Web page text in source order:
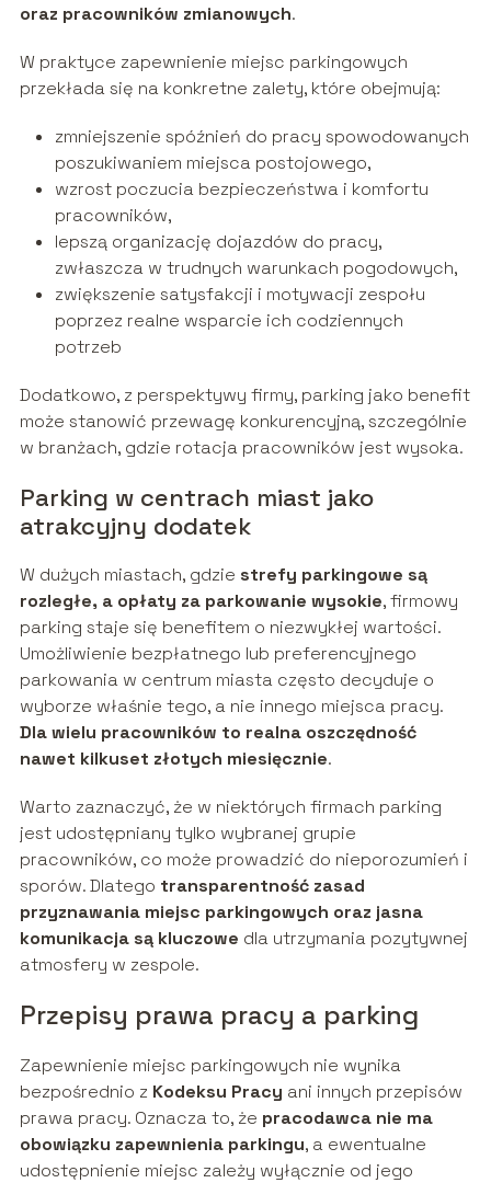
oraz pracowników zmianowych.
W praktyce zapewnienie miejsc parkingowych
przekłada się na konkretne zalety, które obejmują:
zmniejszenie spóźnień do pracy spowodowanych
poszukiwaniem miejsca postojowego,
wzrost poczucia bezpieczeństwa i komfortu
pracowników,
lepszą organizację dojazdów do pracy,
zwłaszcza w trudnych warunkach pogodowych,
zwiększenie satysfakcji i motywacji zespołu
poprzez realne wsparcie ich codziennych
potrzeb
Dodatkowo, z perspektywy firmy, parking jako benefit
może stanowić przewagę konkurencyjną, szczególnie
w branżach, gdzie rotacja pracowników jest wysoka.
Parking w centrach miast jako
atrakcyjny dodatek
W dużych miastach, gdzie strefy parkingowe są
rozległe, a opłaty za parkowanie wysokie, firmowy
parking staje się benefitem o niezwykłej wartości.
Umożliwienie bezpłatnego lub preferencyjnego
parkowania w centrum miasta często decyduje o
wyborze właśnie tego, a nie innego miejsca pracy.
Dla wielu pracowników to realna oszczędność
nawet kilkuset złotych miesięcznie.
Warto zaznaczyć, że w niektórych firmach parking
jest udostępniany tylko wybranej grupie
pracowników, co może prowadzić do nieporozumień i
sporów. Dlatego transparentność zasad
przyznawania miejsc parkingowych oraz jasna
komunikacja są kluczowe dla utrzymania pozytywnej
atmosfery w zespole.
Przepisy prawa pracy a parking
Zapewnienie miejsc parkingowych nie wynika
bezpośrednio z Kodeksu Pracy ani innych przepisów
prawa pracy. Oznacza to, że pracodawca nie ma
obowiązku zapewnienia parkingu, a ewentualne
udostępnienie miejsc zależy wyłącznie od jego